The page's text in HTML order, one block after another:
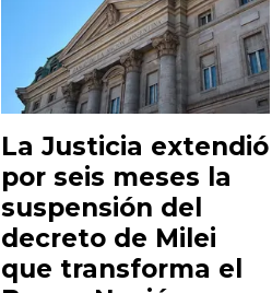
La Justicia extendió
por seis meses la
suspensión del
decreto de Milei
que transforma el